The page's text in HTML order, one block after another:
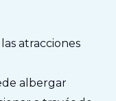
atracciones
albergar